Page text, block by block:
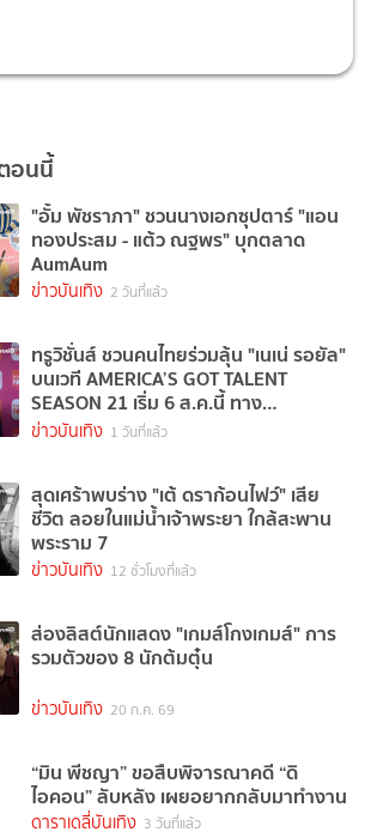
อนนี้
"อั้ม พัชราภา" ชวนนางเอกซุปตาร์ "แอน
ทองประสม - แต้ว ณฐพร" บุกตลาด
AumAum
ข่าวบันเทิง 2 วันที่แล้ว
ทรูวิชั่นส์ ชวนคนไทยร่วมลุ้น "เนเน่ รอยัล"
บนเวที AMERICA’S GOT TALENT
SEASON 21 เริ่ม 6 ส.ค.นี้ ทาง
TrueVisions NOW
ข่าวบันเทิง 1 วันที่แล้ว
สุดเศร้าพบร่าง "เต้ ดราก้อนไฟว์" เสีย
ชีวิต ลอยในแม่น้ำเจ้าพระยา ใกล้สะพาน
พระราม 7
ข่าวบันเทิง 12 ชั่วโมงที่แล้ว
ส่องลิสต์นักแสดง "เกมส์โกงเกมส์" การ
รวมตัวของ 8 นักต้มตุ๋น
ข่าวบันเทิง 20 ก.ค. 69
“มิน พีชญา” ขอสืบพิจารณาคดี “ดิ
ไอคอน” ลับหลัง เผยอยากกลับมาทำงาน
ดาราเดลี่บันเทิง 3 วันที่แล้ว